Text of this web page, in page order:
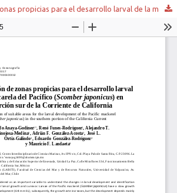
Identificación de zonas propicias para el desarrollo larval de la macarela del Pacífico (Scomber japonicus) en la porción sur de la Corriente de California